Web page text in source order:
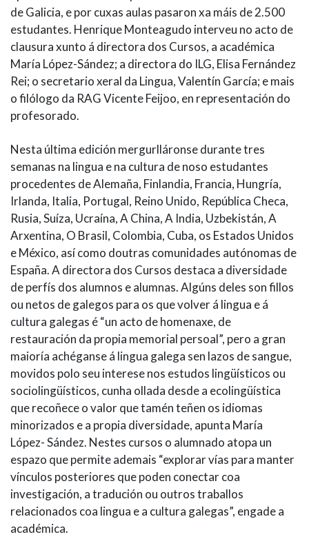
de Galicia, e por cuxas aulas pasaron xa máis de 2.500
estudantes. Henrique Monteagudo interveu no acto de
clausura xunto á directora dos Cursos, a académica
María López-Sández; a directora do ILG, Elisa Fernández
Rei; o secretario xeral da Lingua, Valentín García; e mais
o filólogo da RAG Vicente Feijoo, en representación do
profesorado.
Nesta última edición mergurlláronse durante tres
semanas na lingua e na cultura de noso estudantes
procedentes de Alemaña, Finlandia, Francia, Hungría,
Irlanda, Italia, Portugal, Reino Unido, República Checa,
Rusia, Suíza, Ucraína, A China, A India, Uzbekistán, A
Arxentina, O Brasil, Colombia, Cuba, os Estados Unidos
e México, así como doutras comunidades autónomas de
España. A directora dos Cursos destaca a diversidade
de perfís dos alumnos e alumnas. Algúns deles son fillos
ou netos de galegos para os que volver á lingua e á
cultura galegas é “un acto de homenaxe, de
restauración da propia memorial persoal”, pero a gran
maioría achéganse á lingua galega sen lazos de sangue,
movidos polo seu interese nos estudos lingüísticos ou
sociolingüísticos, cunha ollada desde a ecolingüística
que recoñece o valor que tamén teñen os idiomas
minorizados e a propia diversidade, apunta María
López- Sández. Nestes cursos o alumnado atopa un
espazo que permite ademais “explorar vías para manter
vínculos posteriores que poden conectar coa
investigación, a tradución ou outros traballos
relacionados coa lingua e a cultura galegas”, engade a
académica.